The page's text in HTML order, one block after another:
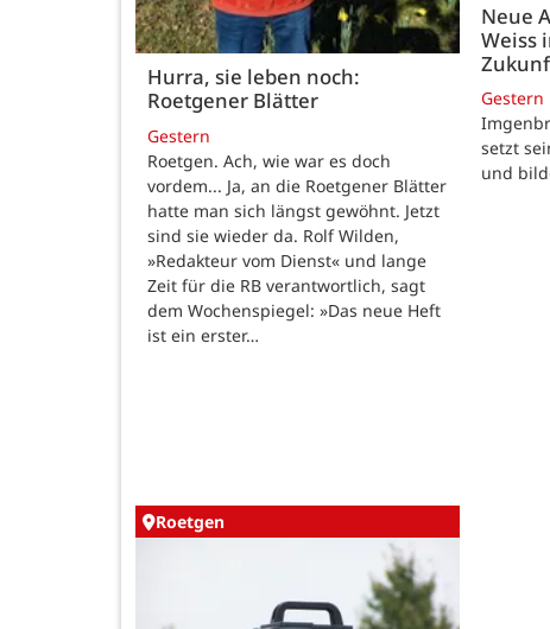
Hurra, sie leben noch:
Roetgener Blätter
Gestern
Roetgen. Ach, wie war es doch
vordem... Ja, an die Roetgener Blätter
hatte man sich längst gewöhnt. Jetzt
sind sie wieder da. Rolf Wilden,
»Redakteur vom Dienst« und lange
Zeit für die RB verantwortlich, sagt
dem Wochenspiegel: »Das neue Heft
ist ein erster…
Neue
Weiss
Gestern
setzt
und
Roetgen